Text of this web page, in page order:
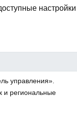
настройки
управления».
и региональные